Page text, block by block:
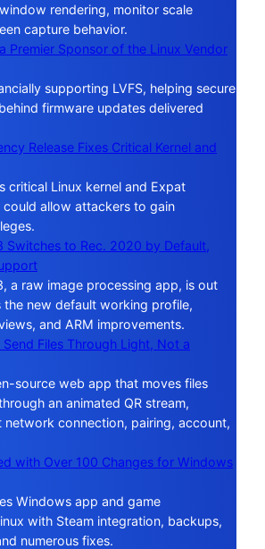
rendering, monitor scale
capture behavior.
Premier Sponsor of the Linux Vendor
supporting LVFS, helping secure
firmware updates delivered
Release Fixes Critical Kernel and
critical Linux kernel and Expat
could allow attackers to gain
Switches to Rec. 2020 by Default,
a raw image processing app, is out
the new default working profile,
and ARM improvements.
Send Files Through Light, Not a
source web app that moves files
an animated QR stream,
network connection, pairing, account,
with Over 100 Changes for Windows
Windows app and game
with Steam integration, backups,
numerous fixes.